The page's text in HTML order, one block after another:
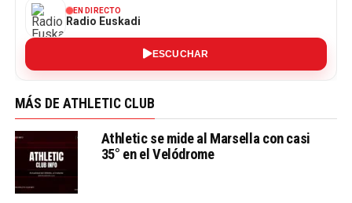
EN DIRECTO
Radio Euskadi
ESCUCHAR
MÁS DE ATHLETIC CLUB
Athletic se mide al Marsella con casi
35° en el Velódrome